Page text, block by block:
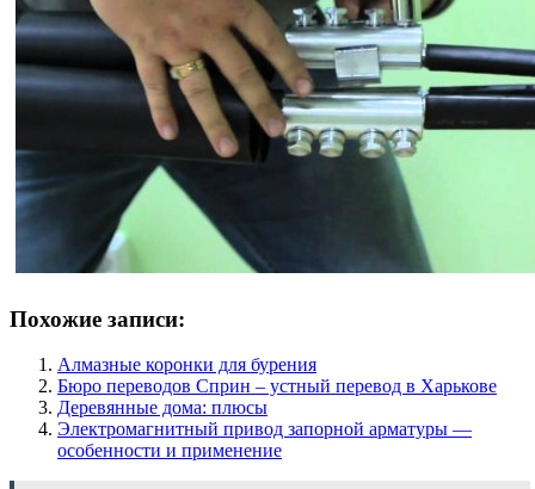
Похожие записи:
Алмазные коронки для бурения
Бюро переводов Сприн – устный перевод в Харькове
Деревянные дома: плюсы
Электромагнитный привод запорной арматуры —
особенности и применение